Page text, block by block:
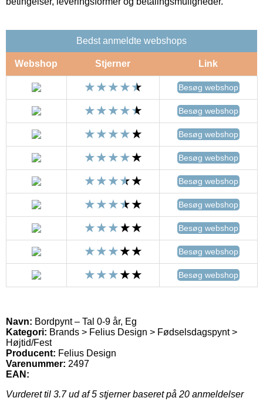
Bedst anmeldte webshops
Webshop Stjerner Link
Besøg webshop
Besøg webshop
Besøg webshop
Besøg webshop
Besøg webshop
Besøg webshop
Besøg webshop
Besøg webshop
Besøg webshop
Navn: Bordpynt – Tal 0-9 år, Eg
Kategori: Brands > Felius Design > Fødselsdagspynt >
Højtid/Fest
Producent: Felius Design
Varenummer: 2497
EAN:
Vurderet til 3.7ud af 5 stjerner baseret på 20 anmeldelser